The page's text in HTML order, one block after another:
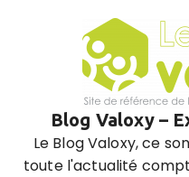
Blog Valoxy –
Le Blog Valoxy, ce
toute l'actualité